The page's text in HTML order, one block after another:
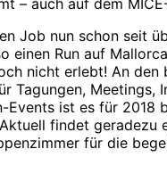
Job nun schon seit
einen Run auf
nicht erlebt! An den
Tagungen, Meetings,
Events ist es für 2018
findet geradezu
für die